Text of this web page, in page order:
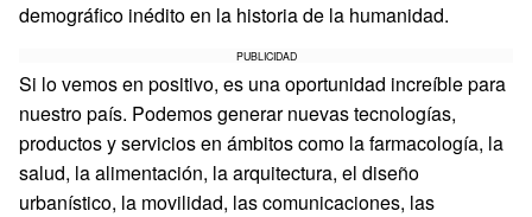
demográfico inédito en la historia de la humanidad.
PUBLICIDAD
Si lo vemos en positivo, es una oportunidad increíble para
nuestro país. Podemos generar nuevas tecnologías,
productos y servicios en ámbitos como la farmacología, la
salud, la alimentación, la arquitectura, el diseño
urbanístico, la movilidad, las comunicaciones, las